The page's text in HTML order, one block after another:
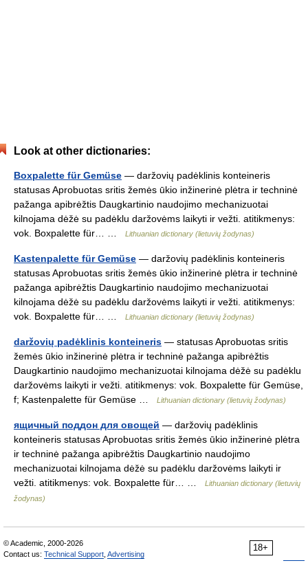
Look at other dictionaries:
Boxpalette für Gemüse — daržovių padėklinis konteineris
statusas Aprobuotas sritis žemės ūkio inžinerinė plėtra ir techninė
pažanga apibrėžtis Daugkartinio naudojimo mechanizuotai
kilnojama dėžė su padėklu daržovėms laikyti ir vežti. atitikmenys:
vok. Boxpalette für… …
Lithuanian dictionary (lietuvių žodynas)
Kastenpalette für Gemüse — daržovių padėklinis konteineris
statusas Aprobuotas sritis žemės ūkio inžinerinė plėtra ir techninė
pažanga apibrėžtis Daugkartinio naudojimo mechanizuotai
kilnojama dėžė su padėklu daržovėms laikyti ir vežti. atitikmenys:
vok. Boxpalette für… …
Lithuanian dictionary (lietuvių žodynas)
daržovių padėklinis konteineris — statusas Aprobuotas sritis
žemės ūkio inžinerinė plėtra ir techninė pažanga apibrėžtis
Daugkartinio naudojimo mechanizuotai kilnojama dėžė su padėklu
daržovėms laikyti ir vežti. atitikmenys: vok. Boxpalette für Gemüse,
f; Kastenpalette für Gemüse …
Lithuanian dictionary (lietuvių žodynas)
ящичный поддон для овощей — daržovių padėklinis
konteineris statusas Aprobuotas sritis žemės ūkio inžinerinė plėtra
ir techninė pažanga apibrėžtis Daugkartinio naudojimo
mechanizuotai kilnojama dėžė su padėklu daržovėms laikyti ir
vežti. atitikmenys: vok. Boxpalette für… …
Lithuanian dictionary (lietuvių
žodynas)
18+
© Academic, 2000-2026
Contact us: Technical Support Advertising